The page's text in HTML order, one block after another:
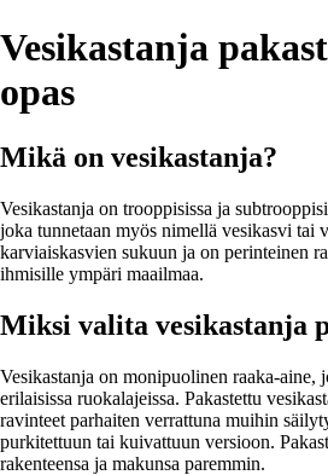
Vesikastanja
opas
Mikä on vesikastanja?
Vesikastanja on trooppisissa ja
joka tunnetaan myös nimellä vesikasvi tai
karviaiskasvien sukuun ja on perinteinen
ihmisille ympäri maailmaa.
Miksi valita vesikastanja
Vesikastanja on monipuolinen raaka-aine,
erilaisissa ruokalajeissa. Pakastettu
ravinteet parhaiten verrattuna muihin
purkitettuun tai kuivattuun versioon.
rakenteensa ja makunsa paremmin.